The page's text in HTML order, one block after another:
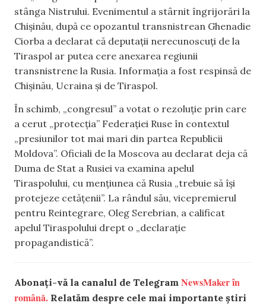
stânga Nistrului. Evenimentul a stârnit îngrijorări la
Chișinău, după ce opozantul transnistrean Ghenadie
Ciorba a declarat că deputații nerecunoscuți de la
Tiraspol ar putea cere anexarea regiunii
transnistrene la Rusia. Informația a fost respinsă de
Chișinău, Ucraina și de Tiraspol.
În schimb, „congresul” a votat o rezoluție prin care
a cerut „protecția” Federației Ruse în contextul
„presiunilor tot mai mari din partea Republicii
Moldova”. Oficiali de la Moscova au declarat deja că
Duma de Stat a Rusiei va examina apelul
Tiraspolului, cu mențiunea că Rusia „trebuie să își
protejeze cetățenii”. La rândul său, vicepremierul
pentru Reintegrare, Oleg Serebrian, a calificat
apelul Tiraspolului drept o „declarație
propagandistică”.
Abonați-vă la canalul de Telegram NewsMaker în
română. Relatăm despre cele mai importante știri